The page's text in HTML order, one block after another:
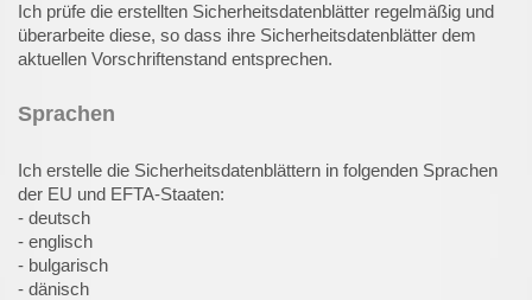
Ich prüfe die erstellten Sicherheitsdatenblätter regelmäßig und
überarbeite diese, so dass ihre Sicherheitsdatenblätter dem
aktuellen Vorschriftenstand entsprechen.
Sprachen
Ich erstelle die Sicherheitsdatenblättern in folgenden Sprachen
der EU und EFTA-Staaten:
- deutsch
- englisch
- bulgarisch
- dänisch